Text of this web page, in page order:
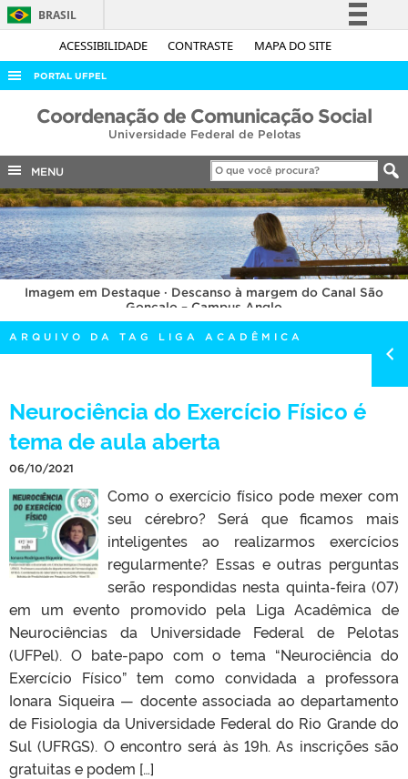
ACESSIBILIDADE CONTRASTE MAPA DO SITE
BRASIL
Simplifique!
Acesso à informação
Legislação
Canais
PORTAL UFPEL
ACESSO À INFORMAÇÃO
COBALTO
CONCURSOS
EDITAIS
INTERNACIONAL
OUVIDORIA
PORTARIAS
TELEFONES
Coordenação de Comunicação Social
Universidade Federal de Pelotas
MENU
Imagem em Destaque · Descanso à margem do Canal São
Gonçalo – Campus Anglo
ARQUIVO DA TAG LIGA ACADÊMICA
Neurociência do Exercício Físico é
tema de aula aberta
06/10/2021
Como o exercício físico pode mexer com
seu cérebro? Será que ficamos mais
inteligentes ao realizarmos exercícios
regularmente? Essas e outras perguntas
serão respondidas nesta quinta-feira (07)
em um evento promovido pela Liga Acadêmica de
Neurociências da Universidade Federal de Pelotas
(UFPel). O bate-papo com o tema “Neurociência do
Exercício Físico” tem como convidada a professora
Ionara Siqueira — docente associada ao departamento
de Fisiologia da Universidade Federal do Rio Grande do
Sul (UFRGS). O encontro será às 19h. As inscrições são
gratuitas e podem […]